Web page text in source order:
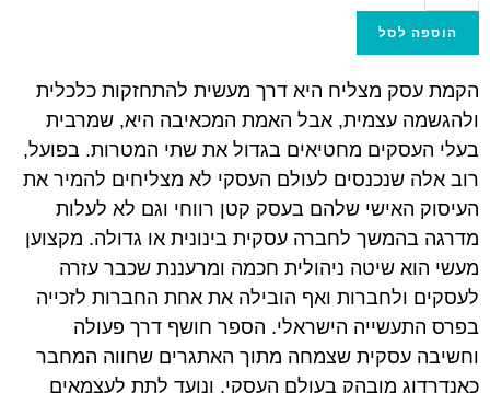
הוספה לסל
הקמת עסק מצליח היא דרך מעשית להתחזקות כלכלית
ולהגשמה עצמית, אבל האמת המכאיבה היא, שמרבית
בעלי העסקים מחטיאים בגדול את שתי המטרות. בפועל,
רוב אלה שנכנסים לעולם העסקי לא מצליחים להמיר את
העיסוק האישי שלהם בעסק קטן רווחי וגם לא לעלות
מדרגה בהמשך לחברה עסקית בינונית או גדולה. מקצוען
מעשי הוא שיטה ניהולית חכמה ומרעננת שכבר עזרה
לעסקים ולחברות ואף הובילה את אחת החברות לזכייה
בפרס התעשייה הישראלי. הספר חושף דרך פעולה
וחשיבה עסקית שצמחה מתוך האתגרים שחווה המחבר
כאנדרדוג מובהק בעולם העסקי, ונועד לתת לעצמאים